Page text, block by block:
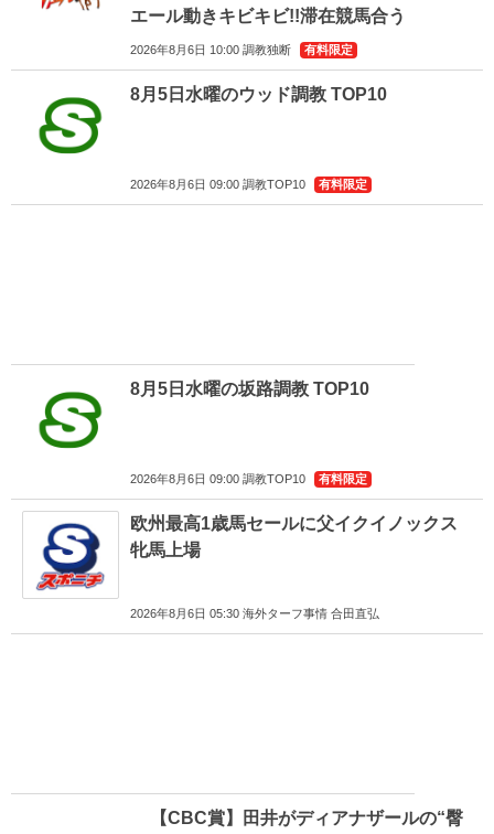
エール動きキビキビ!!滞在競馬合う
2026年8月6日 10:00 調教独断 有料限定
8月5日水曜のウッド調教 TOP10
2026年8月6日 09:00 調教TOP10 有料限定
8月5日水曜の坂路調教 TOP10
2026年8月6日 09:00 調教TOP10 有料限定
欧州最高1歳馬セールに父イクイノックス
牝馬上場
2026年8月6日 05:30 海外ターフ事情 合田直弘
【CBC賞】田井がディアナザールの“臀